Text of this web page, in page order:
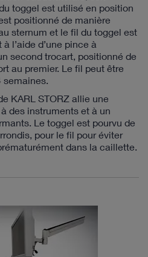
toggel est utilisé en position
positionné de manière
sternum et le fil du toggel est
l’aide d’une pince à
second trocart, positionné de
au premier. Le fil peut être
KARL STORZ allie une
des instruments et à un
Le toggel est pourvu de
pour le fil pour éviter
dans la caillette.